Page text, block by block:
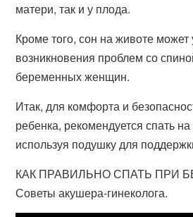
матери, так и у плода.
Кроме того, сон на животе может
возникновения проблем со
беременных женщин.
Итак, для комфорта и
ребенка, рекомендуется спать
используя подушку для
КАК ПРАВИЛЬНО СПАТЬ ПРИ
Советы акушера-гинеколога.